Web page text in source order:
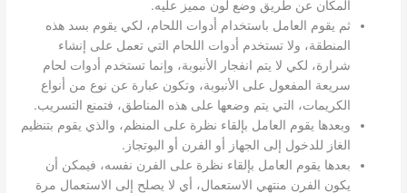
المكان عن طريق وضع لون مميز عليه.
ثم يقوم العامل باستخدام أدوات اللحام، لكي يقوم بسد هذه
المنطقة، ولا تستخدم أدوات اللحام التي تعمل على إنشاء
شرارة، لكي لا يتم انفجار الأنبوبة، وإنما تستخدم أدوات لحام
سريعة المفعول على الأنبوبة، وتكون عبارة عن نوع من أنواع
الكريمات، التي يتم وضعها على هذه المناطق، فتمنع التسريب.
وبعدها يقوم العامل بإلقاء نظرة على المنظم، والذي يقوم بتنظيم
الغاز للدخول إلى الجهاز أو الفرن أو البوتجاز.
بعدها يقوم العامل بإلقاء نظرة على الفرن نفسه، فيمكن أن
يكون الفرن منتهي الاستعمال، أي لا يصلح إلى الاستعمال مرة